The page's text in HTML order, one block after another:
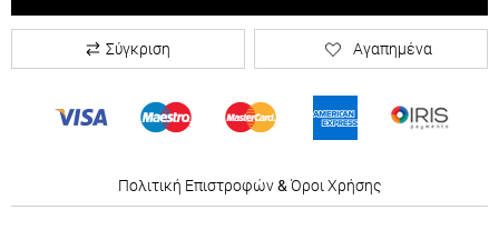
Σύγκριση Αγαπημένα
Πολιτική Επιστροφών&Όροι Χρήσης